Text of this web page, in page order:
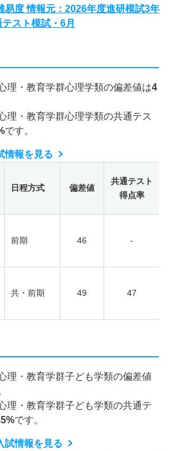
易度 情報元：2026年度進研模試3年
スト模試・6月
理・教育学群心理学類の偏差値は4
理・教育学群心理学類の共通テス
です。
情報を見る
日程方式 偏差値
共通テスト
得点率
前期 46 -
共・前期 49 47
理・教育学群子ども学類の偏差値
理・教育学群子ども学類の共通テ
です。
試情報を見る